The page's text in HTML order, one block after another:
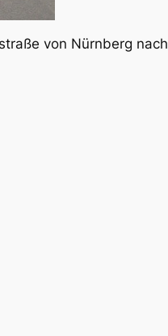
von Nürnberg nach